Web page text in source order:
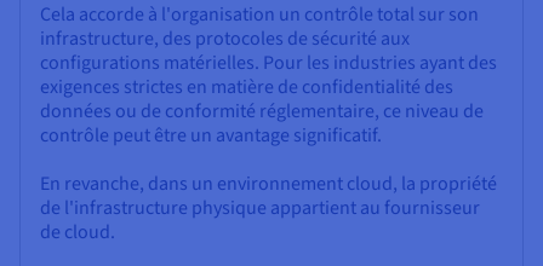
Cela accorde à l'organisation un contrôle total sur son
infrastructure, des protocoles de sécurité aux
configurations matérielles. Pour les industries ayant des
exigences strictes en matière de confidentialité des
données ou de conformité réglementaire, ce niveau de
contrôle peut être un avantage significatif.
En revanche, dans un environnement cloud, la propriété
de l'infrastructure physique appartient au fournisseur
de cloud.